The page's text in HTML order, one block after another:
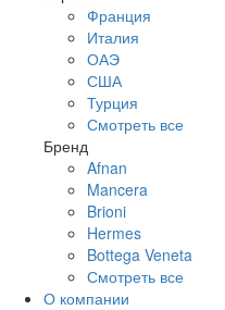
Франция
Италия
ОАЭ
США
Турция
Смотреть все
Бренд
Afnan
Mancera
Brioni
Hermes
Bottega Veneta
Смотреть все
О компании